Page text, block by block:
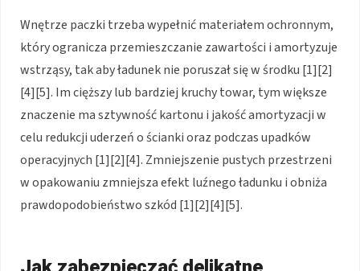
Wnętrze paczki trzeba wypełnić materiałem ochronnym,
który ogranicza przemieszczanie zawartości i amortyzuje
wstrząsy, tak aby ładunek nie poruszał się w środku [1][2]
[4][5]. Im cięższy lub bardziej kruchy towar, tym większe
znaczenie ma sztywność kartonu i jakość amortyzacji w
celu redukcji uderzeń o ścianki oraz podczas upadków
operacyjnych [1][2][4]. Zmniejszenie pustych przestrzeni
w opakowaniu zmniejsza efekt luźnego ładunku i obniża
prawdopodobieństwo szkód [1][2][4][5].